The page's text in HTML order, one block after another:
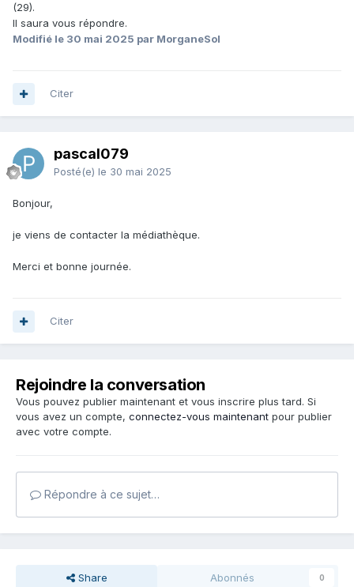
(29).
Il saura vous répondre.
Modifié le 30 mai 2025 par MorganeSol
Citer
pascal079
Posté(e) le 30 mai 2025
Bonjour,
je viens de contacter la médiathèque.
Merci et bonne journée.
Citer
Rejoindre la conversation
Vous pouvez publier maintenant et vous inscrire plus tard. Si
vous avez un compte, connectez-vous maintenant pour publier
avec votre compte.
Répondre à ce sujet…
Share Abonnés 0